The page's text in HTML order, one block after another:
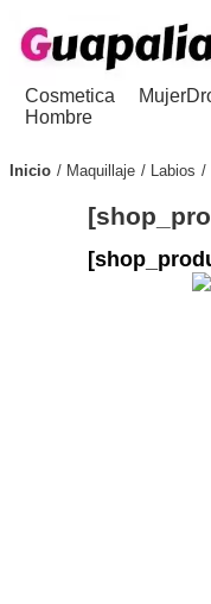
Cosmetica
Hombre
Mujer
Inicio Maquillaje Labios